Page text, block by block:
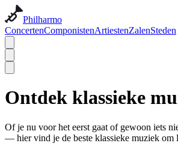
Philharmo
ConcertenComponistenArtiestenZalenSteden
Ontdek klassieke
Of je nu voor het eerst gaat of gewoon iets
— hier vind je de beste klassieke muziek om